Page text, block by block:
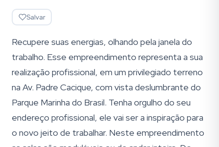
Salvar
Recupere suas energias, olhando pela janela do
trabalho. Esse empreendimento representa a sua
realização profissional, em um privilegiado terreno
na Av. Padre Cacique, com vista deslumbrante do
Parque Marinha do Brasil. Tenha orgulho do seu
endereço profissional, ele vai ser a inspiração para
o novo jeito de trabalhar. Neste empreendimento